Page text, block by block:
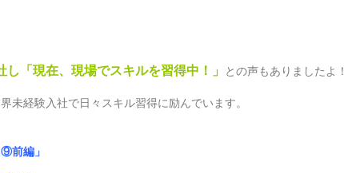
「現在、現場でスキルを習得中！」 との声もありましたよ！
経験入社で日々スキル習得に励んでいます。
前編」